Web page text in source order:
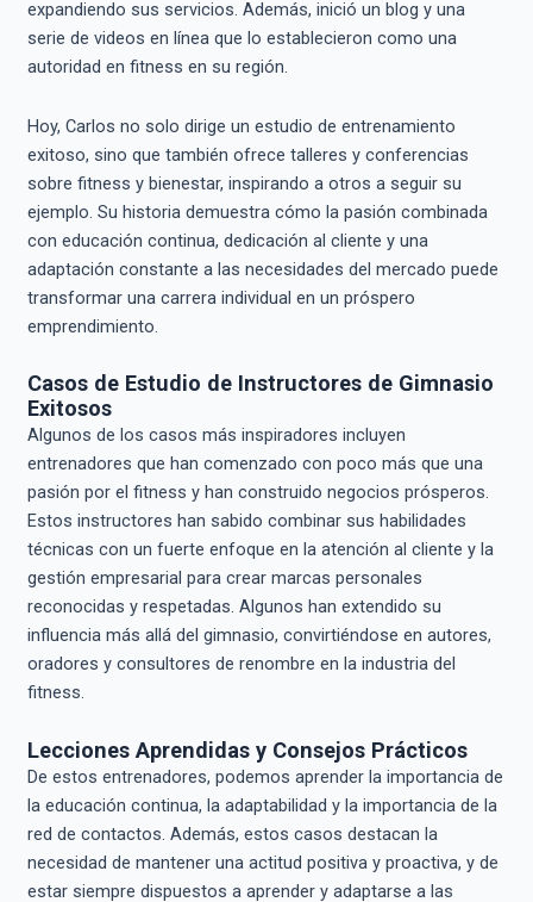
expandiendo sus servicios. Además, inició un blog y una
serie de videos en línea que lo establecieron como una
autoridad en fitness en su región.
Hoy, Carlos no solo dirige un estudio de entrenamiento
exitoso, sino que también ofrece talleres y conferencias
sobre fitness y bienestar, inspirando a otros a seguir su
ejemplo. Su historia demuestra cómo la pasión combinada
con educación continua, dedicación al cliente y una
adaptación constante a las necesidades del mercado puede
transformar una carrera individual en un próspero
emprendimiento.
Casos de Estudio de Instructores de Gimnasio
Exitosos
Algunos de los casos más inspiradores incluyen
entrenadores que han comenzado con poco más que una
pasión por el fitness y han construido negocios prósperos.
Estos instructores han sabido combinar sus habilidades
técnicas con un fuerte enfoque en la atención al cliente y la
gestión empresarial para crear marcas personales
reconocidas y respetadas. Algunos han extendido su
influencia más allá del gimnasio, convirtiéndose en autores,
oradores y consultores de renombre en la industria del
fitness.
Lecciones Aprendidas y Consejos Prácticos
De estos entrenadores, podemos aprender la importancia de
la educación continua, la adaptabilidad y la importancia de la
red de contactos. Además, estos casos destacan la
necesidad de mantener una actitud positiva y proactiva, y de
estar siempre dispuestos a aprender y adaptarse a las